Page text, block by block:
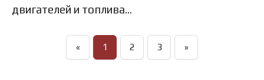
двигателей и топлива…
« 1 2 3 »